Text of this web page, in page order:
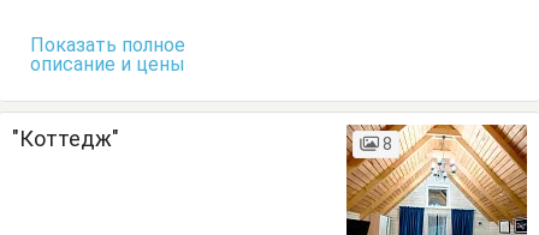
Показать полное
описание и цены
"Коттедж" 8